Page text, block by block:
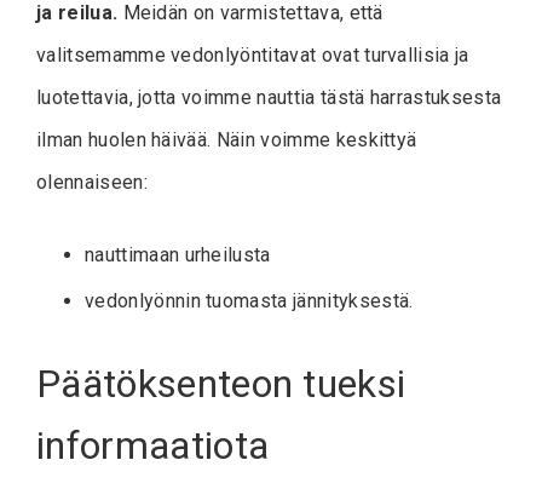
ja reilua. Meidän on varmistettava, että
valitsemamme vedonlyöntitavat ovat turvallisia ja
luotettavia, jotta voimme nauttia tästä harrastuksesta
ilman huolen häivää. Näin voimme keskittyä
olennaiseen:
nauttimaan urheilusta
vedonlyönnin tuomasta jännityksestä.
Päätöksenteon tueksi
informaatiota